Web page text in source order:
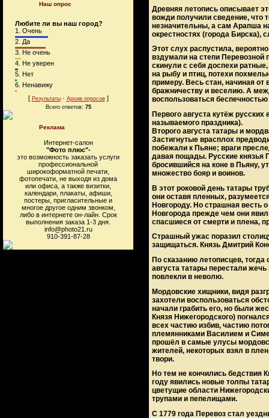
Наш опрос
Любите ли вы наш город?
1. Очень
2. Да
3. Не очень
4. Не уверен
5. Нет
6. Ненавижу
[ Результаты· Архив опросов]
Всего ответов: 75
Реклама
Интернет-салон
"Фото плюс"-
это возможность заказать услуги
профессиональной
широкоформатной печати,
фотопечати, не выходя из дома
или офиса, а также визитки,
календари, плакаты, афиши,
постеры, пригласительные и
многое другое одним звонком,
либо в интернете он-лайн. Срок
выполнения заказа 1-3 дня.
info@photo21.ru
910-391-87-28
Древняя летопись описывает
вожди получили сведение, что
незначительны, а сам Арапша
окрестностях (города Бирска),
Этот слух распустила,
вздумали на степи Перевозной
скинули с себя доспехи
на рыбу и птиц, потехи
примеру. Весь стан, начиная
бражничеству и веселию. А
воспользоваться
Первого августа кутёж
называемого праздника).
Второго августа татары и
Застигнутые врасплох
побежали к Пьяне; враги
давая пощады. Русские князья
бросившийся на коне в Пьяну,
множество бояр и воинов.
В этот роковой день татары
они оставя пленных,
Новгороду. Но страшная весть
Новгорода прежде чем они
спасшиеся от смерти и плена,
Страшный ужас поразил
защищаться. Князь Дмитрий
По сказанию летописцев,
августа татары перестали
повлекли в неволю.
Мордовские хищники, видя
захотели воспользоваться
начали грабить его, но были
Князя Нижегородского)
всех частию избив, частию
племянниками Василием и
прошёл в самые улусы
жителей, некоторых взял в
твори.
Но тем не кончились бедствия
году явились новые толпы
цветущие области
трупами и пепелищами.
С 1779 года Перевоз стал